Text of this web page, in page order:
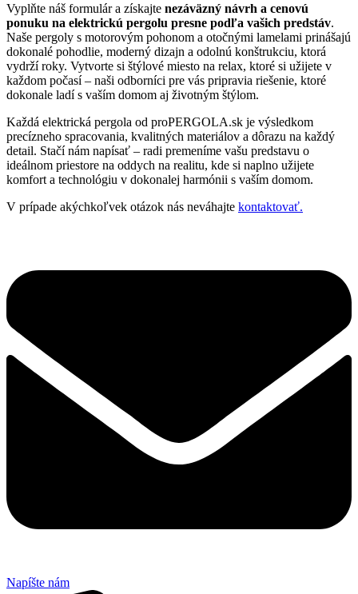
Vyplňte náš formulár a získajte nezáväzný návrh a cenovú
ponuku na elektrickú pergolu presne podľa vašich predstáv.
Naše pergoly s motorovým pohonom a otočnými lamelami prinášajú
dokonalé pohodlie, moderný dizajn a odolnú konštrukciu, ktorá
vydrží roky. Vytvorte si štýlové miesto na relax, ktoré si užijete v
každom počasí – naši odborníci pre vás pripravia riešenie, ktoré
dokonale ladí s vaším domom aj životným štýlom.
Každá elektrická pergola od proPERGOLA.sk je výsledkom
precízneho spracovania, kvalitných materiálov a dôrazu na každý
detail. Stačí nám napísať – radi premeníme vašu predstavu o
ideálnom priestore na oddych na realitu, kde si naplno užijete
komfort a technológiu v dokonalej harmónii s vaším domom.
V prípade akýchkoľvek otázok nás neváhajte kontaktovať.
Napíšte nám